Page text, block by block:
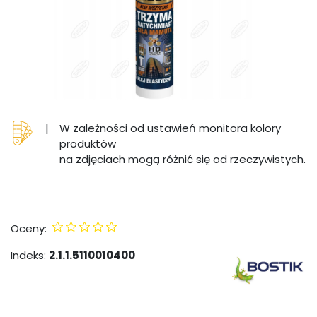
|
W zależności od ustawień monitora kolory
produktów
na zdjęciach mogą różnić się od rzeczywistych.
Oceny:
Indeks: 2.1.1.5110010400